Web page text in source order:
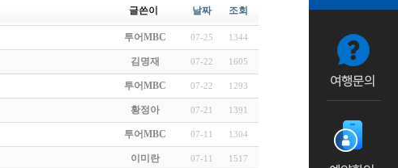
글쓴이 날짜 조회
투어MBC 07-25 1344
김명재 07-22 1605
투어MBC 07-22 1293
황정아 07-21 1391
투어MBC 07-11 1304
이미란 07-11 1517